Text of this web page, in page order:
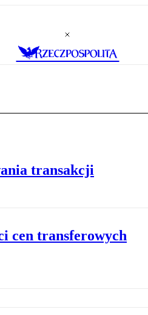
transakcji
cen transferowych